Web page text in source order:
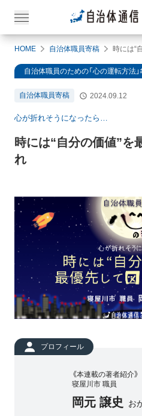
HOME 自治体職員寄稿 時には“
自治体職員のための「心の運転方法」
自治体職員寄稿 2024.09.12
心が折れそうになったら…
時には“自分の価値”を
れ
プロフィール
《本連載の著者紹介》
寝屋川市 職員
岡元 譲史 お